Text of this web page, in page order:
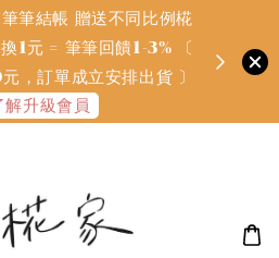
筆結帳 贈送不同比例椛
1元 = 筆筆回饋1-3% 〔
，訂單成立安排出貨 〕
解升級會員